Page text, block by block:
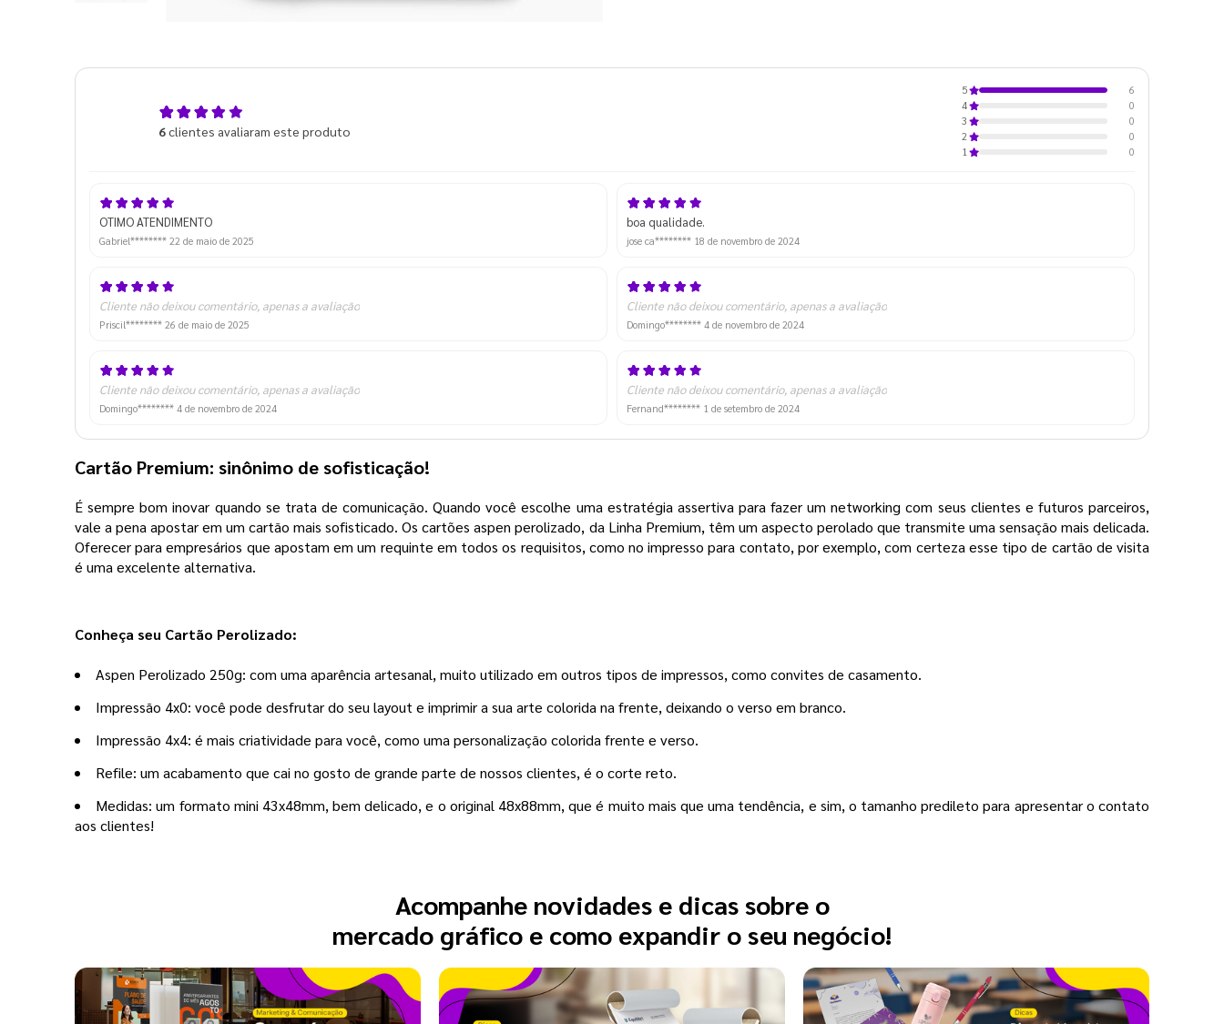
6clientes avaliaram este produto
5
6
4
0
3
0
2
0
1
0
OTIMO ATENDIMENTO
Gabriel******** 22 de maio de 2025
boa qualidade.
jose ca******** 18 de novembro de 2024
Cliente não deixou comentário, apenas a avaliação
Priscil******** 26 de maio de 2025
Cliente não deixou comentário, apenas a avaliação
Domingo******** 4 de novembro de 2024
Cliente não deixou comentário, apenas a avaliação
Domingo******** 4 de novembro de 2024
Cliente não deixou comentário, apenas a avaliação
Fernand******** 1 de setembro de 2024
Cartão Premium: sinônimo de sofisticação!
É sempre bom inovar quando se trata de comunicação. Quando você escolhe uma estratégia assertiva para fazer um networking com seus clientes e futuros parceiros,
vale a pena apostar em um cartão mais sofisticado. Os cartões aspen perolizado, da Linha Premium, têm um aspecto perolado que transmite uma sensação mais delicada.
Oferecer para empresários que apostam em um requinte em todos os requisitos, como no impresso para contato, por exemplo, com certeza esse tipo de cartão de visita
é uma excelente alternativa.
Conheça seu Cartão Perolizado:
Aspen Perolizado 250g: com uma aparência artesanal, muito utilizado em outros tipos de impressos, como convites de casamento.
Impressão 4x0: você pode desfrutar do seu layout e imprimir a sua arte colorida na frente, deixando o verso em branco.
Impressão 4x4: é mais criatividade para você, como uma personalização colorida frente e verso.
Refile: um acabamento que cai no gosto de grande parte de nossos clientes, é o corte reto.
Medidas: um formato mini 43x48mm, bem delicado, e o original 48x88mm, que é muito mais que uma tendência, e sim, o tamanho predileto para apresentar o contato
aos clientes!
Acompanhe novidades e dicas sobre o
mercado gráfico e como expandir o seu negócio!